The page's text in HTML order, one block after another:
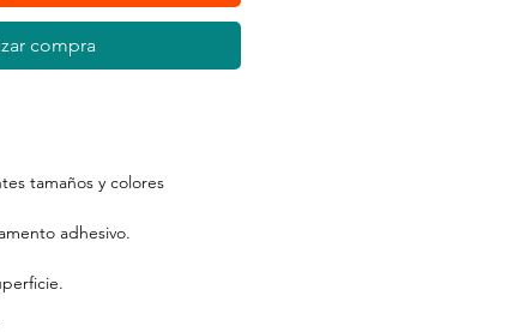
compra
tamaños y colores
adhesivo.